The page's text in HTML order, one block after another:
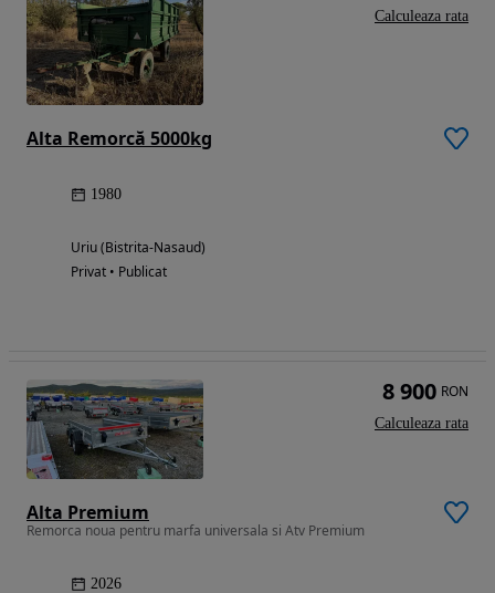
Alta Remorcă 5000kg
1980
Uriu (Bistrita-Nasaud)
Privat • Publicat
Calculeaza rata
Alta Premium
Remorca noua pentru marfa universala si Atv Premium
2026
8 900 RON
Calculeaza rata